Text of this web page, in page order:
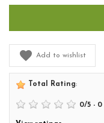
Add to wishlist
Total Rating:
0/5 - 0